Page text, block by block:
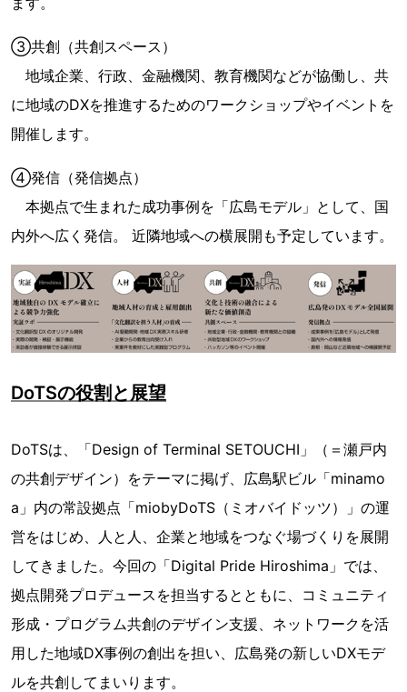
③共創（共創スペース）
地域企業、行政、金融機関、教育機関などが協働し、共
に地域のDXを推進するためのワークショップやイベントを
開催します。
④発信（発信拠点）
本拠点で生まれた成功事例を「広島モデル」として、国
内外へ広く発信。 近隣地域への横展開も予定しています。
DoTSの役割と展望
DoTSは、「Design of Terminal SETOUCHI」（＝瀬戸内
の共創デザイン）をテーマに掲げ、広島駅ビル「minamo
a」内の常設拠点「miobyDoTS（ミオバイドッツ）」の運
営をはじめ、人と人、企業と地域をつなぐ場づくりを展開
してきました。今回の「Digital Pride Hiroshima」では、
拠点開発プロデュースを担当するとともに、コミュニティ
形成・プログラム共創のデザイン支援、ネットワークを活
用した地域DX事例の創出を担い、広島発の新しいDXモデ
ルを共創してまいります。